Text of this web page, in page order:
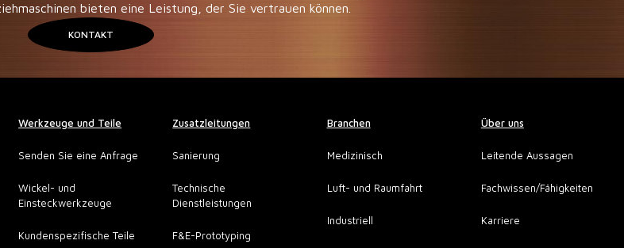
bieten eine Leistung, der Sie vertrauen können.
KONTAKT
Werkzeuge und Teile
Senden Sie eine Anfrage
Wickel- und
Einsteckwerkzeuge
Kundenspezifische Teile
Zusatzleitungen
Sanierung
Technische
Dienstleistungen
F&E-Prototyping
Branchen
Medizinisch
Luft- und Raumfahrt
Industriell
Über uns
Leitende Aussagen
Fachwissen/Fähigkeiten
Karriere